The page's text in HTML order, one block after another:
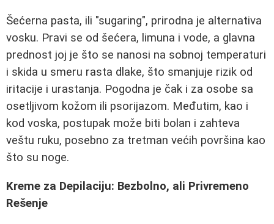
Šećerna pasta, ili "sugaring", prirodna je alternativa
vosku. Pravi se od šećera, limuna i vode, a glavna
prednost joj je što se nanosi na sobnoj temperaturi
i skida u smeru rasta dlake, što smanjuje rizik od
iritacije i urastanja. Pogodna je čak i za osobe sa
osetljivom kožom ili psorijazom. Međutim, kao i
kod voska, postupak može biti bolan i zahteva
veštu ruku, posebno za tretman većih površina kao
što su noge.
Kreme za Depilaciju: Bezbolno, ali Privremeno
Rešenje